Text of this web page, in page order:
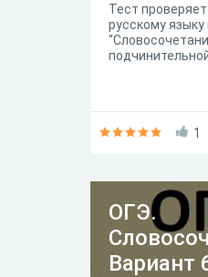
Тест
русскому языку
1
ОГЭ.
Вариант